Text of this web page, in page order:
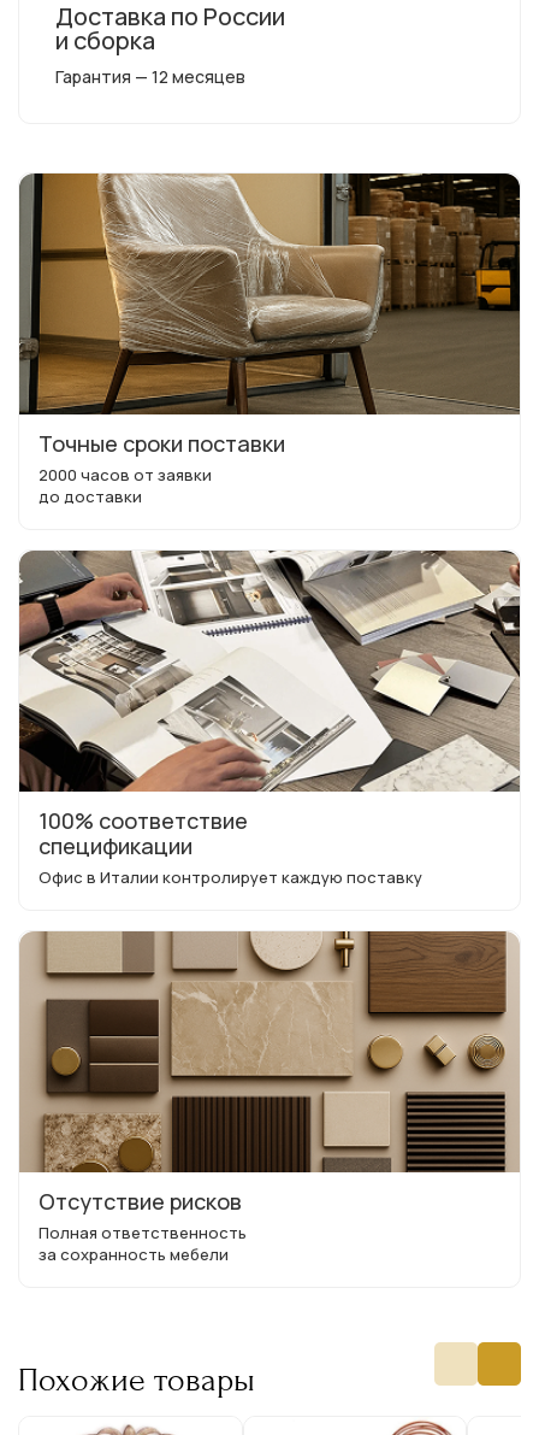
Доставка по России
и сборка
Гарантия — 12 месяцев
Точные сроки поставки
2000 часов от заявки
до доставки
100% соответствие
спецификации
Офис в Италии контролирует каждую поставку
Отсутствие рисков
Полная ответственность
за сохранность мебели
Похожие товары